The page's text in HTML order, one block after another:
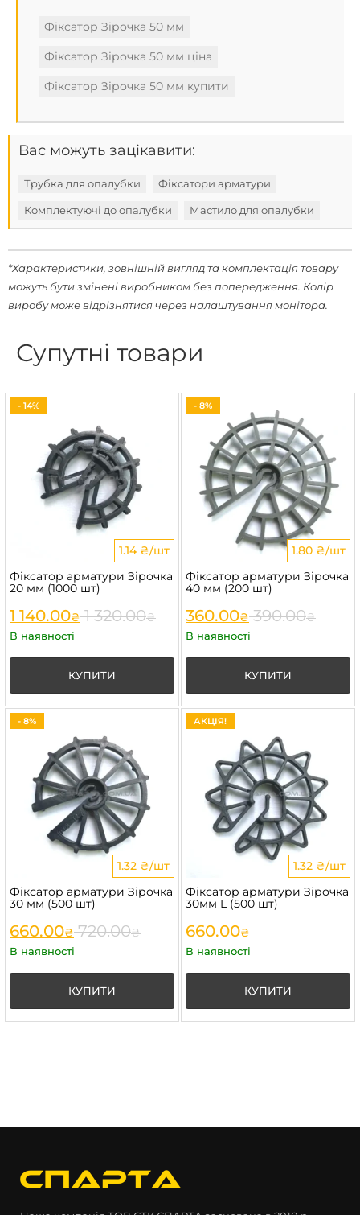
Фіксатор Зірочка 50 мм
Фіксатор Зірочка 50 мм ціна
Фіксатор Зірочка 50 мм купити
Вас можуть зацікавити:
Трубка для опалубки Фіксатори арматури
Комплектуючі до опалубки Мастило для опалубки
*Характеристики, зовнішній вигляд та комплектація товару
можуть бути змінені виробником без попередження. Колір
виробу може відрізнятися через налаштування монітора.
Супутні товари
- 14%
1.14 ₴/шт
Фіксатор арматури Зірочка
20 мм (1000 шт)
1 140.00₴ 1 320.00₴
В наявності
КУПИТИ
- 8%
1.80 ₴/шт
Фіксатор арматури Зірочка
40 мм (200 шт)
360.00₴ 390.00₴
В наявності
КУПИТИ
- 8%
1.32 ₴/шт
Фіксатор арматури Зірочка
30 мм (500 шт)
660.00₴ 720.00₴
В наявності
КУПИТИ
АКЦІЯ!
1.32 ₴/шт
Фіксатор арматури Зірочка
30мм L (500 шт)
660.00₴
В наявності
КУПИТИ